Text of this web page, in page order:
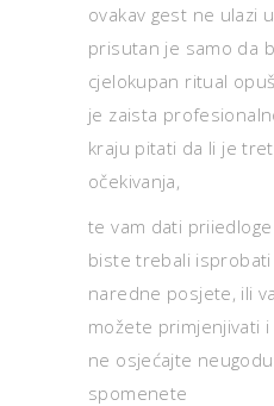
ovakav gest ne ulazi
prisutan je samo da
cjelokupan ritual
je zaista
kraju pitati da li je
očekivanja,
te vam dati
biste trebali isprobati
naredne posjete, ili
možete primjenjivati i
ne osjećajte
spomenete